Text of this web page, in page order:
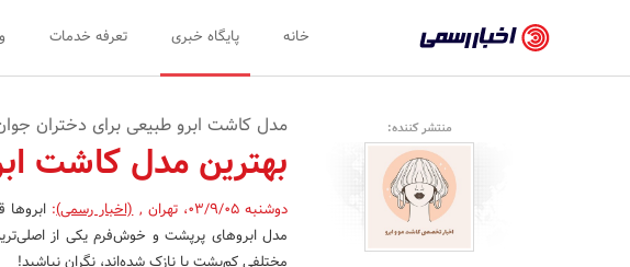
رسمی
-
اخبار
تایید
شده
خانه پایگاه خبری تعرفه خدمات
منتشر کننده: مدل کاشت ابرو طبیعی برای دختران
بهترین مدل کاشت
دوشنبه 03/9/05 ،تهران ,(اخبار رسمی):
مدل ابروهای پرپشت و خوش‌فرم یکی از